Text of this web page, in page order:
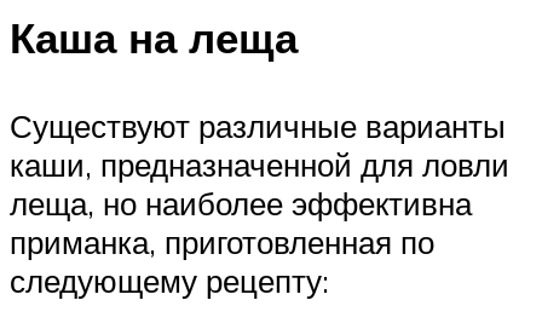
Каша на леща
Существуют различные варианты
каши, предназначенной для ловли
леща, но наиболее эффективна
приманка, приготовленная по
следующему рецепту: